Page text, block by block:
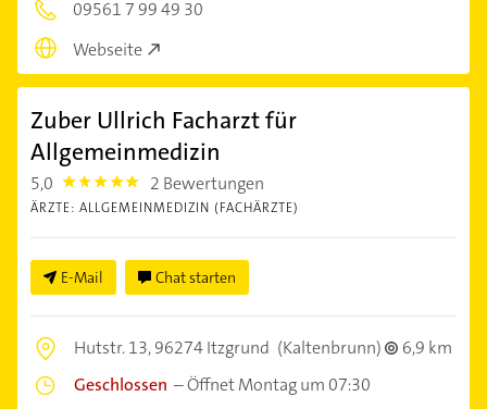
09561 7 99 49 30
Webseite
Zuber Ullrich Facharzt für
Allgemeinmedizin
5,0 5.0 2 Bewertungen
ÄRZTE: ALLGEMEINMEDIZIN (FACHÄRZTE)
E-Mail Chat starten
Hutstr. 13,96274 Itzgrund (Kaltenbrunn)
6,9 km
Geschlossen –Öffnet Montag um 07:30